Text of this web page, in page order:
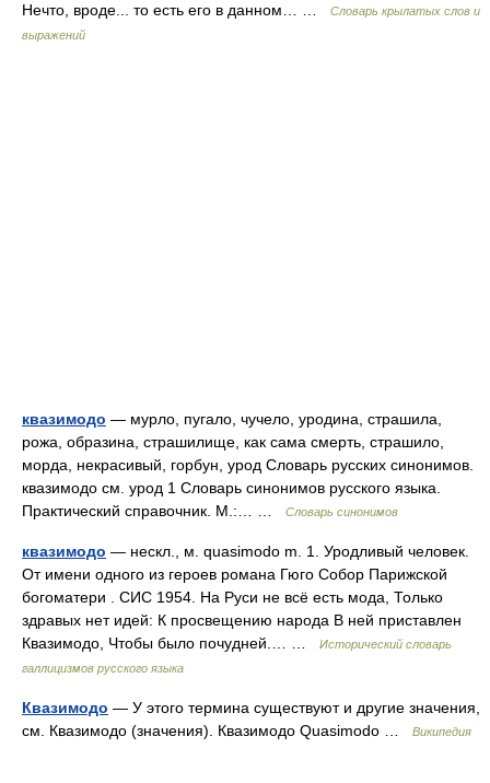
Нечто, вроде... то есть его в данном… …
Словарь крылатых слов и
выражений
квазимодо — мурло, пугало, чучело, уродина, страшила,
рожа, образина, страшилище, как сама смерть, страшило,
морда, некрасивый, горбун, урод Словарь русских синонимов.
квазимодо см. урод 1 Словарь синонимов русского языка.
Практический справочник. М.:… …
Словарь синонимов
квазимодо — нескл., м. quasimodo m. 1. Уродливый человек.
От имени одного из героев романа Гюго Собор Парижской
богоматери . СИС 1954. На Руси не всё есть мода, Только
здравых нет идей: К просвещению народа В ней приставлен
Квазимодо, Чтобы было почудней.… …
Исторический словарь
галлицизмов русского языка
Квазимодо — У этого термина существуют и другие значения,
см. Квазимодо (значения). Квазимодо Quasimodo …
Википедия